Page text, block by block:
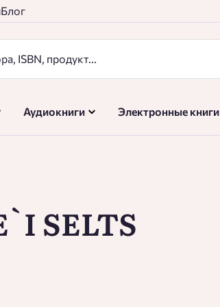
Блог
Аудиокниги Электронные книги
SELTS